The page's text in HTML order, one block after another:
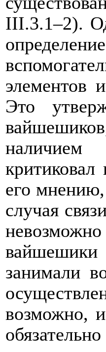
III.3.1–2).
элементов
Это
наличием
его
случая
вайшешики
занимали
возможно,